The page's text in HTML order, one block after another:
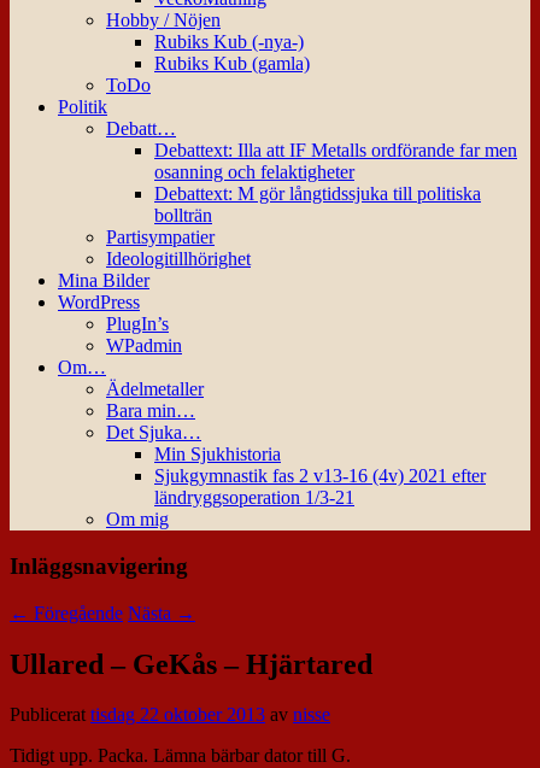
Hobby / Nöjen
Rubiks Kub (-nya-)
Rubiks Kub (gamla)
ToDo
Politik
Debatt…
Debattext: Illa att IF Metalls ordförande far men
osanning och felaktigheter
Debattext: M gör långtidssjuka till politiska
bollträn
Partisympatier
Ideologitillhörighet
Mina Bilder
WordPress
PlugIn’s
WPadmin
Om…
Ädelmetaller
Bara min…
Det Sjuka…
Min Sjukhistoria
Sjukgymnastik fas 2 v13-16 (4v) 2021 efter
ländryggsoperation 1/3-21
Om mig
Inläggsnavigering
← Föregående Nästa →
Ullared – GeKås – Hjärtared
Publicerattisdag 22 oktober 2013 av nisse
Tidigt upp. Packa. Lämna bärbar dator till G.